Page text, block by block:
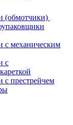
(обмотчики)
с механическим
с
с престрейчем